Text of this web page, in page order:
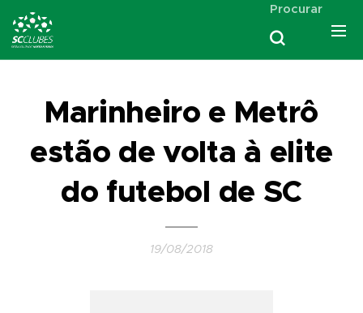
Procurar
Marinheiro e Metrô
estão de volta à elite
do futebol de SC
19/08/2018